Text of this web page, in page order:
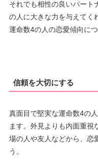
それでも相性の良いパート
の人に大きな力を与えてく
運命数4の人の恋愛傾向に
信頼を大切にする
真面目で堅実な運命数4の
ます。外見よりも内面重視
場の人や友人などから、恋
う。